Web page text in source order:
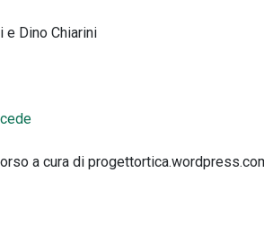
e Dino Chiarini
a cura di